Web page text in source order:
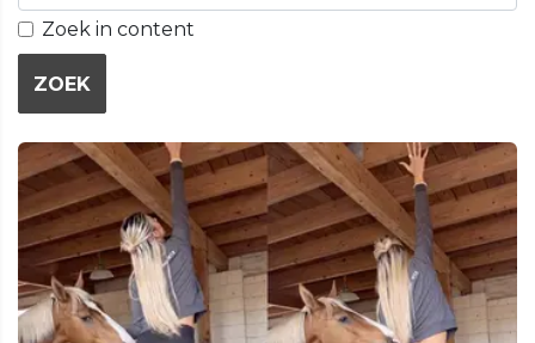
Zoek in content
ZOEK